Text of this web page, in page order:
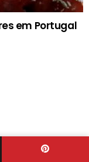
em Portugal